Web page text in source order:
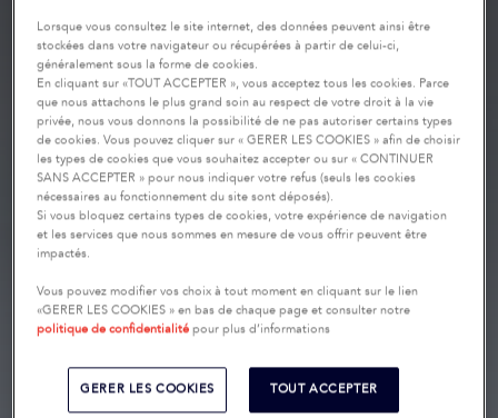
Lorsque vous consultez le site internet, des données peuvent ainsi être
stockées dans votre navigateur ou récupérées à partir de celui-ci,
généralement sous la forme de cookies.
En cliquant sur «TOUT ACCEPTER », vous acceptez tous les cookies. Parce
que nous attachons le plus grand soin au respect de votre droit à la vie
privée, nous vous donnons la possibilité de ne pas autoriser certains types
de cookies. Vous pouvez cliquer sur « GERER LES COOKIES » afin de choisir
les types de cookies que vous souhaitez accepter ou sur « CONTINUER
SANS ACCEPTER » pour nous indiquer votre refus (seuls les cookies
nécessaires au fonctionnement du site sont déposés).
Si vous bloquez certains types de cookies, votre expérience de navigation
et les services que nous sommes en mesure de vous offrir peuvent être
impactés.
Vous pouvez modifier vos choix à tout moment en cliquant sur le lien
«GERER LES COOKIES » en bas de chaque page et consulter notre
politique de confidentialité pour plus d’informations
GERER LES COOKIES TOUT ACCEPTER